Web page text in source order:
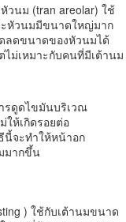
วนม (tran areolar) ใช้
หัวนมมีขนาดใหญ่มาก
ลดขนาดของหัวนมได้
ม่เหมาะกับคนที่มีเต้านม
รดูดไขมันบริเวณ
ให้เกิดรอยต่อ
จะทำให้หน้าอก
มากขึ้น
) ใช้กับเต้านมขนาด